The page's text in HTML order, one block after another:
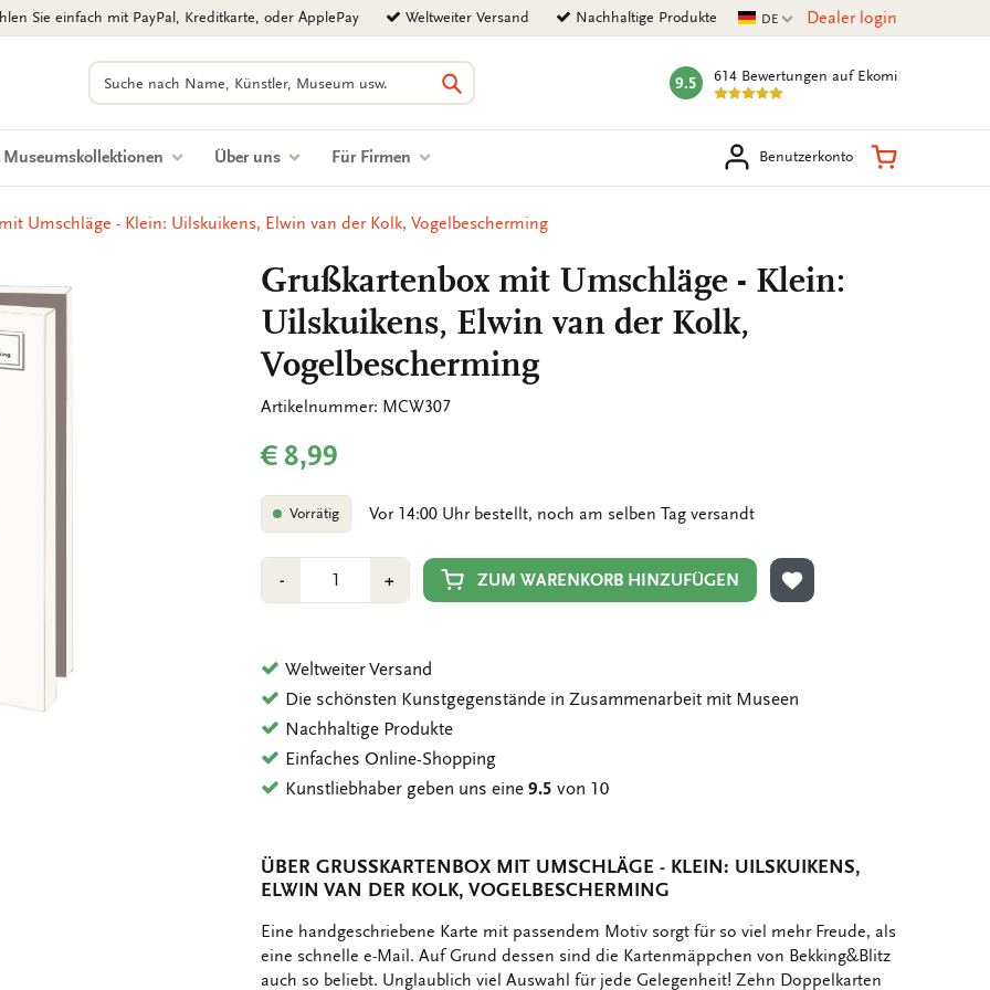
Sie einfach mit PayPal, Kreditkarte, oder ApplePay Weltweiter Versand Nachhaltige Produkte Aktuelle Sprache
DE Dealer login
Suchen
Suchen
mark:
9.5 614 Bewertungen auf Ekomi
Museumskollektionen Über uns Für Firmen Benutzerkonto Warenkorb
Umschläge - Klein: Uilskuikens, Elwin van der Kolk, Vogelbescherming
Grußkartenbox mit Umschläge - Klein:
Uilskuikens, Elwin van der Kolk,
Vogelbescherming
Artikelnummer: MCW307
€ 8,99
Vorrätig Vor 14:00 Uhr bestellt, noch am selben Tag versandt
-Min
1
+Plus
1
ZUM WARENKORB HINZUFÜGEN
ZUR WUNSCHLISTE
Weltweiter Versand
Die schönsten Kunstgegenstände in Zusammenarbeit mit Museen
Nachhaltige Produkte
Einfaches Online-Shopping
Kunstliebhaber geben uns eine9.5 von 10
ÜBER GRUSSKARTENBOX MIT UMSCHLÄGE - KLEIN: UILSKUIKENS, E
LWIN VAN DER KOLK, VOGELBESCHERMING
OMSCHRIJVING
Eine handgeschriebene Karte mit passendem Motiv sorgt für so viel mehr Freude, als
eine schnelle e-Mail. Auf Grund dessen sind die Kartenmäppchen von Bekking&Blitz
auch so beliebt. Unglaublich viel Auswahl für jede Gelegenheit! Zehn Doppelkarten